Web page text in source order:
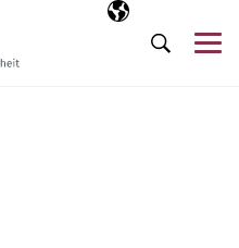
Ausgewählte
DE
Suche